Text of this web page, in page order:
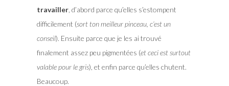
travailler, d’abord parce qu’elles s’estompent
difficilement (sort ton meilleur pinceau, c’est un
conseil). Ensuite parce que je les ai trouvé
finalement assez peu pigmentées (et ceci est surtout
valable pour le gris), et enfin parce qu’elles chutent.
Beaucoup.